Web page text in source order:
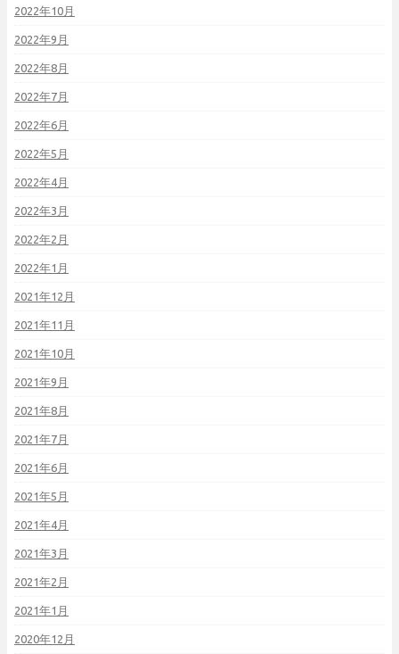
2022年10月
2022年9月
2022年8月
2022年7月
2022年6月
2022年5月
2022年4月
2022年3月
2022年2月
2022年1月
2021年12月
2021年11月
2021年10月
2021年9月
2021年8月
2021年7月
2021年6月
2021年5月
2021年4月
2021年3月
2021年2月
2021年1月
2020年12月